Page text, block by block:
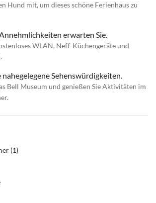
Hund mit, um dieses schöne Ferienhaus zu
erwarten Sie.
WLAN, Neff-Küchengeräte und
nahegelegene Sehenswürdigkeiten.
Bell Museum und genießen Sie Aktivitäten im
(1)